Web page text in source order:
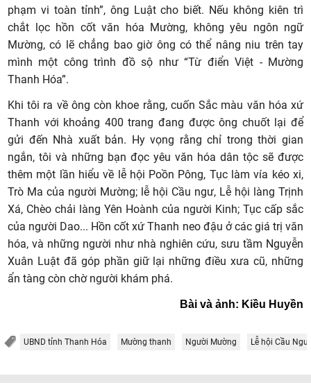
phạm vi toàn tỉnh”, ông Luật cho biết. Nếu không kiên trì
chắt lọc hồn cốt văn hóa Mường, không yêu ngôn ngữ
Mường, có lẽ chẳng bao giờ ông có thể nâng niu trên tay
mình một công trình đồ sộ như “Từ điển Việt - Mường
Thanh Hóa”.
Khi tôi ra về ông còn khoe rằng, cuốn Sắc màu văn hóa xứ
Thanh với khoảng 400 trang đang được ông chuốt lại để
gửi đến Nhà xuất bản. Hy vọng rằng chỉ trong thời gian
ngắn, tôi và những bạn đọc yêu văn hóa dân tộc sẽ được
thêm một lần hiểu về lễ hội Poồn Pông, Tục làm vía kéo xi,
Trò Ma của người Mường; lễ hội Cầu ngư, Lễ hội làng Trịnh
Xá, Chèo chải làng Yên Hoành của người Kinh; Tục cấp sắc
của người Dao... Hồn cốt xứ Thanh neo đậu ở các giá trị văn
hóa, và những người như nhà nghiên cứu, sưu tầm Nguyễn
Xuân Luật đã góp phần giữ lại những điều xưa cũ, những
ẩn tàng còn chờ người khám phá.
Bài và ảnh: Kiều Huyền
UBND tỉnh Thanh Hóa Mường thanh Người Mường Lễ hội Cầu Ngư